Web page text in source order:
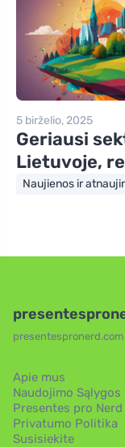
5 birželio, 2025
Geriausi
Lietuvoje,
Naujienos ir
Apie mus
Naudojimo Sąlygos
Presentes pro Nerd
Privatumo Politika
Susisiekite